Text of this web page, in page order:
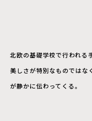
北欧の基礎学校で行われる
美しさが特別なものではな
が静かに伝わってくる。